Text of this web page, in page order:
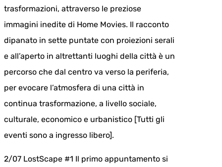
trasformazioni, attraverso le preziose
immagini inedite di Home Movies. Il racconto
dipanato in sette puntate con proiezioni serali
e all’aperto in altrettanti luoghi della città è un
percorso che dal centro va verso la periferia,
per evocare l’atmosfera di una città in
continua trasformazione, a livello sociale,
culturale, economico e urbanistico [Tutti gli
eventi sono a ingresso libero].
2/07 LostScape #1 Il primo appuntamento si